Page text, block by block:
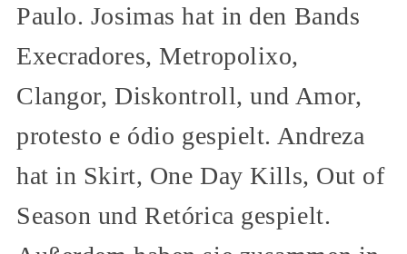
Paulo. Josimas hat in den Bands
Execradores, Metropolixo,
Clangor, Diskontroll, und Amor,
protesto e ódio gespielt. Andreza
hat in Skirt, One Day Kills, Out of
Season und Retórica gespielt.